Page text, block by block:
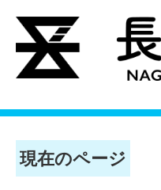
現在のページ